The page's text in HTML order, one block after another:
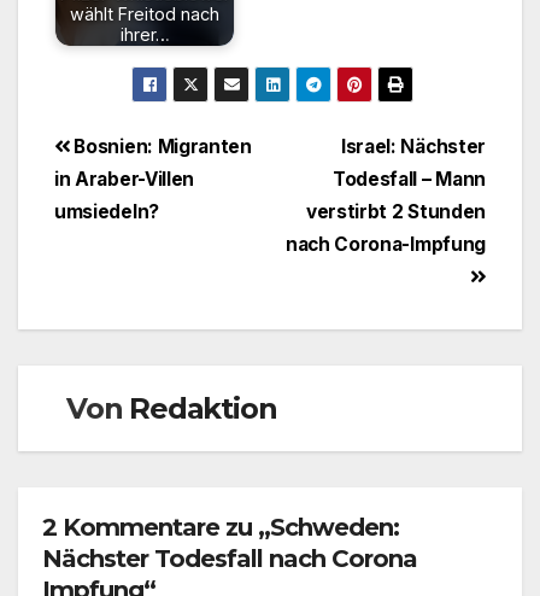
wählt Freitod nach
ihrer…
BeitragsnavigationIsrael: Nächster
Todesfall – Mann
verstirbt 2 Stunden
nach Corona-Impfung
Bosnien: Migranten
in Araber-Villen
umsiedeln?
Von Redaktion
2 Kommentare zu „Schweden:
Nächster Todesfall nach Corona
Impfung“